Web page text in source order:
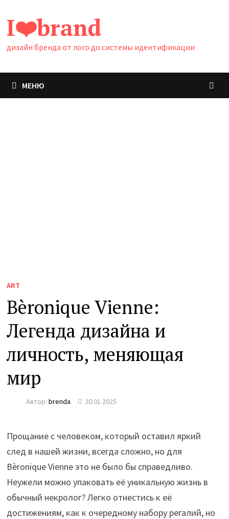
содержимому
I❤️brand
дизайн бренда от лого до системы идентификации
МЕНЮ
ART
Вèronique Vienne:
Легенда дизайна и
личность, меняющая
мир
Автор:brenda 20.01.2025
Прощание с человеком, который оставил яркий
след в нашей жизни, всегда сложно, но для
Вèronique Vienne это не было бы справедливо.
Неужели можно упаковать её уникальную жизнь в
обычный некролог? Легко отнестись к её
достижениям, как к очередному набору регалий, но